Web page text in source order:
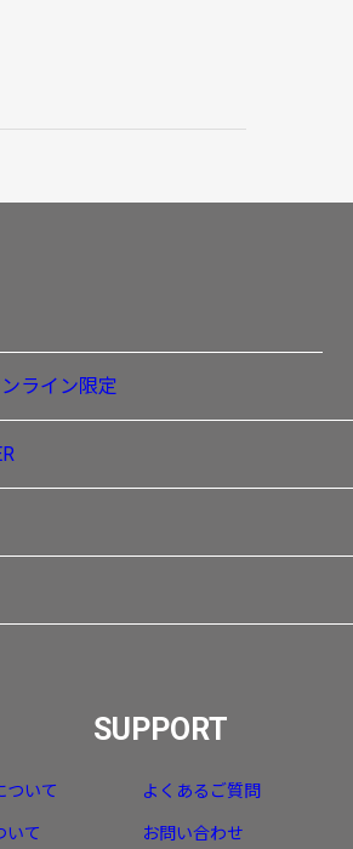
ライン限定
ついて
いて
SUPPORT
よくあるご質問
お問い合わせ